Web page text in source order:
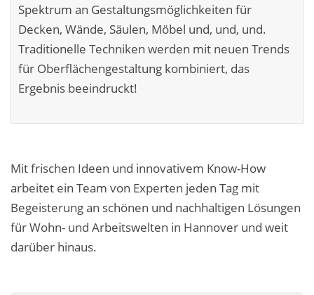
Tapezierarbeiten
Wandbegrünungen
Wärmedämmung / WDVS
Business-Lösungen
Premium-Lösungen
Meine gute Empfehlung
Spektrum an Gestaltungs­möglichkeiten für
Decken, Wände, Säulen, Möbel und, und, und.
Traditionelle Techniken werden mit neuen Trends
für Oberflächen­gestaltung kombiniert, das
Ergebnis beeindruckt!
Mit frischen Ideen und innovativem Know-How
arbeitet ein Team von Experten jeden Tag mit
Begeisterung an schönen und nachhaltigen Lösungen
für Wohn- und Arbeitswelten in Hannover und weit
darüber hinaus.